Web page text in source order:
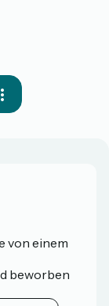
von einem
beworben